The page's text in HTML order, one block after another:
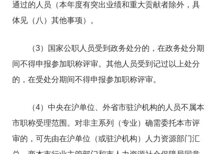
通过的人员（本年度有突出业绩和重大贡献者除外，具
体见（八）其他事项）。
（3）国家公职人员受到政务处分的，在政务处分期
间不得申报参加职称评审。其他人员受到记过以上处分
的，在受处分期间不得申报参加职称评审。
（4）中央在沪单位、外省市驻沪机构的人员不属本
市职称受理范围。对非主系列（专业）确需委托本市评
审的，可先由在沪单位（或驻沪机构）人力资源部门汇